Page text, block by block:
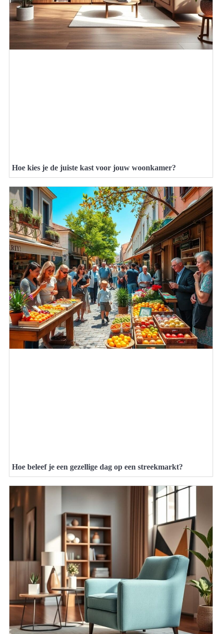
Hoe kies je de juiste kast voor jouw woonkamer?
Hoe beleef je een gezellige dag op een streekmarkt?